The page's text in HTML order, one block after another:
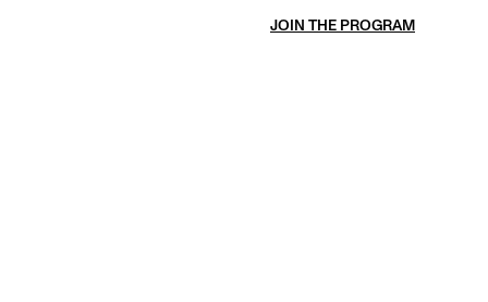
JOIN THE PROGRAM